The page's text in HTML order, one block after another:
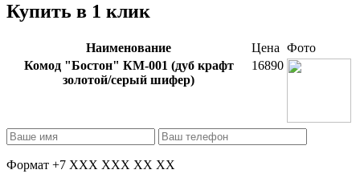
Купить в 1 клик
Наименование Цена Фото
Комод "Бостон" КМ-001 (дуб крафт
золотой/серый шифер)
16890
Формат +7 XXX XXX XX XX